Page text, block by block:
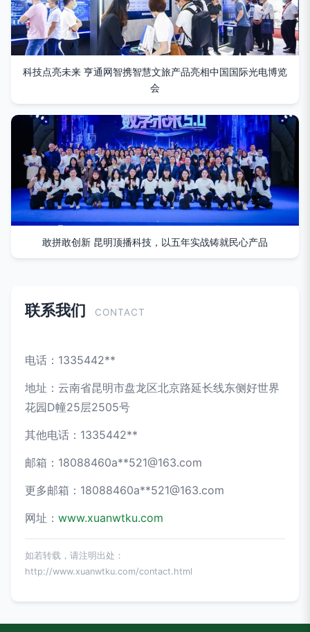
科技点亮未来 亨通网智携智慧文旅产品亮相中国国际光电博览
会
敢拼敢创新 昆明顶播科技，以五年实战铸就民心产品
联系我们 CONTACT
电话：1335442**
地址：云南省昆明市盘龙区北京路延长线东侧好世界
花园D幢25层2505号
其他电话：1335442**
邮箱：18088460a**521@163.com
更多邮箱：18088460a**521@163.com
网址： www.xuanwtku.com
如若转载，请注明出处：
http://www.xuanwtku.com/contact.html